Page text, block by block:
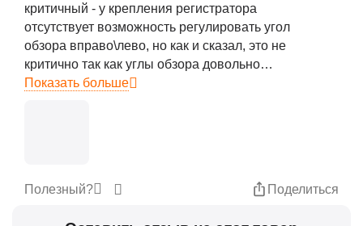
провод к блоку предохранителей(естественно
докупив переходник),если бы не звук
регистратора при включении зажигания,
забыл бы что он установлен
критичный - у крепления регистратора
отсутствует возможность регулировать угол
обзора вправо\лево, но как и сказал, это не
критично так как углы обзора довольно
широкие что в общем то компенсирует данный
на низкую, в итоге отключил совсем, на дворе
Показать больше
Полезный? Поделиться